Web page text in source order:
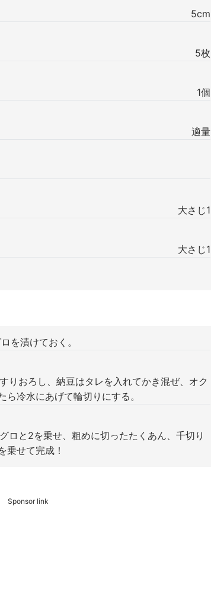
5cm
5枚
1個
適量
大さじ1
大さじ1
を漬けておく。
りおろし、納豆はタレを入れてかき混ぜ、オク
冷水にあげて輪切りにする。
ロと2を乗せ、粗めに切ったたくあん、千切り
乗せて完成！
Sponsor link